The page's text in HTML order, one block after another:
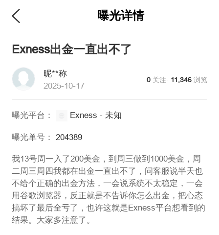
曝光详情
Exness出金一直出不了
昵**称
2025-10-17
0 关注· 11,346 浏览
曝光平台： Exness - 未知
曝光单号： 204389
我13号周一入了200美金，到周三做到1000美金，周
二周三周四我都在出金一直出不了，问客服说半天也
不给个正确的出金方法，一会说系统不太稳定，一会
用谷歌浏览器，反正就是不告诉你怎么出金，把心态
搞坏了最后全亏了，也许这就是Exness平台想看到的
结果。大家多注意了。